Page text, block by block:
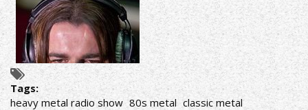
HEAVY
METAL"
ΤΗΣ
ΤΡΙΤΗΣ
15/10/19
Tags:
heavy metal radio show 80s metal classic metal